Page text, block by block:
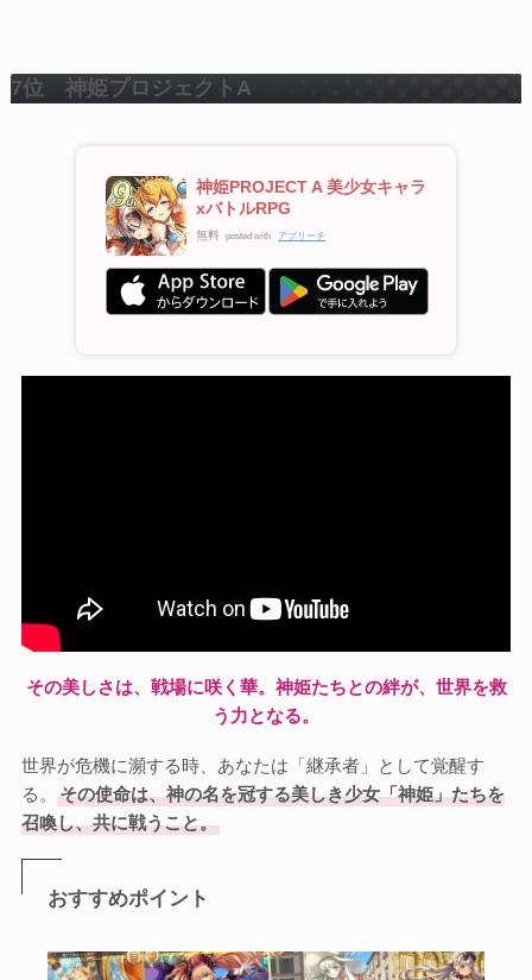
7位 神姫プロジェクトA
神姫PROJECT A 美少女キャラ
xバトルRPG
無料 posted with アプリーチ
その美しさは、戦場に咲く華。神姫たちとの絆が、世界を救
う力となる。
世界が危機に瀕する時、あなたは「継承者」として覚醒す
る。
その使命は、神の名を冠する美しき少女「神姫」たちを
召喚し、共に戦うこと。
おすすめポイント